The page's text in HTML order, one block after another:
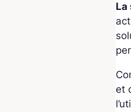
La
et